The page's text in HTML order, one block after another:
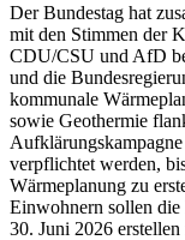
Der Bundestag hat
mit den Stimmen der
CDU/CSU und AfD
und die
kommunale
sowie Geothermie
verpflichtet werden,
Wärmeplanung zu
Einwohnern sollen die
30. Juni 2026 erstellen